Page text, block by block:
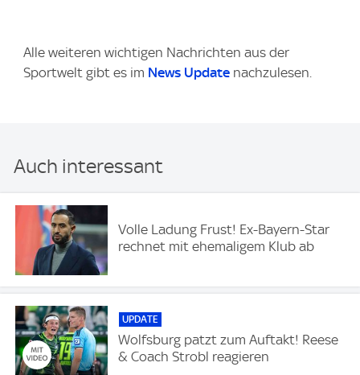
Alle weiteren wichtigen Nachrichten aus der
Sportwelt gibt es im News Update nachzulesen.
Auch interessant
Volle Ladung Frust! Ex-Bayern-Star
rechnet mit ehemaligem Klub ab
UPDATE
Wolfsburg patzt zum Auftakt! Reese
& Coach Strobl reagieren